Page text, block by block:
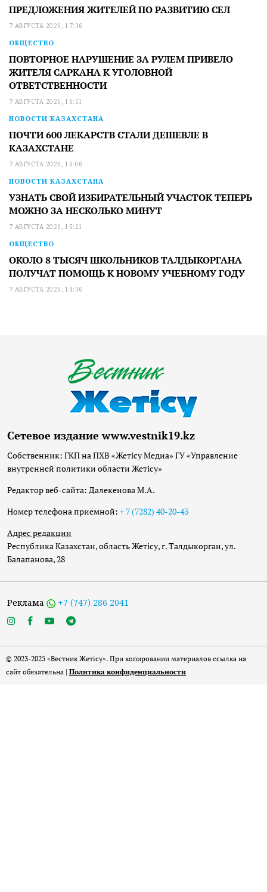
ПРЕДЛОЖЕНИЯ ЖИТЕЛЕЙ ПО РАЗВИТИЮ СЕЛ
7 АВГУСТА 2026, 17:36
ОБЩЕСТВО
ПОВТОРНОЕ НАРУШЕНИЕ ЗА РУЛЕМ ПРИВЕЛО
ЖИТЕЛЯ САРКАНА К УГОЛОВНОЙ
ОТВЕТСТВЕННОСТИ
7 АВГУСТА 2026, 16:51
НОВОСТИ КАЗАХСТАНА
ПОЧТИ 600 ЛЕКАРСТВ СТАЛИ ДЕШЕВЛЕ В
КАЗАХСТАНЕ
7 АВГУСТА 2026, 16:06
НОВОСТИ КАЗАХСТАНА
УЗНАТЬ СВОЙ ИЗБИРАТЕЛЬНЫЙ УЧАСТОК ТЕПЕРЬ
МОЖНО ЗА НЕСКОЛЬКО МИНУТ
7 АВГУСТА 2026, 15:21
ОБЩЕСТВО
ОКОЛО 8 ТЫСЯЧ ШКОЛЬНИКОВ ТАЛДЫКОРГАНА
ПОЛУЧАТ ПОМОЩЬ К НОВОМУ УЧЕБНОМУ ГОДУ
7 АВГУСТА 2026, 14:36
Сетевое издание www.vestnik19.kz
Собственник: ГКП на ПХВ «Жетісу Медиа» ГУ «Управление
внутренней политики области Жетісу»
Редактор веб-сайта: Далекенова М.А.
Номер телефона приёмной: + 7 (7282) 40-20-43
Адрес редакции
Республика Казахстан, область Жетісу, г. Талдыкорган, ул.
Балапанова, 28
Реклама +7 (747) 286 2041
© 2023-2025 «Вестник Жетісу». При копировании материалов ссылка на
сайт обязательна | Политика конфиденциальности